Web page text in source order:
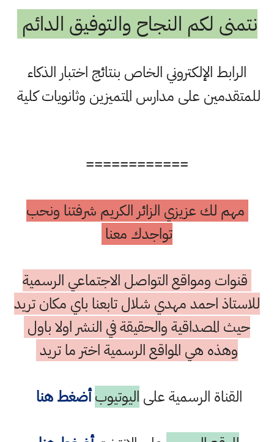
نتمنى لكم النجاح والتوفيق الدائم
الرابط الإلكتروني الخاص بنتائج اختبار الذكاء
للمتقدمين على مدارس المتميزين وثانويات كلية
============
مهم لك عزيزي الزائر الكريم شرفتنا ونحب
تواجدك معنا
قنوات ومواقع التواصل الاجتماعي الرسمية
للاستاذ احمد مهدي شلال تابعنا باي مكان تريد
حيث المصداقية والحقيقة في النشر اولا باول
وهذه هي المواقع الرسمية اختر ما تريد
القناة الرسمية على اليوتيوب أضغط هنا